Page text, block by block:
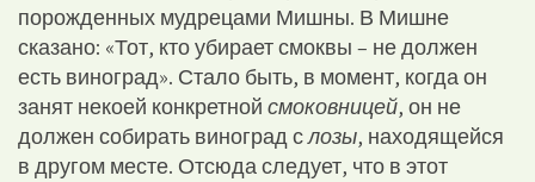
порожденных мудрецами Мишны. В Мишне
сказано: «Тот, кто убирает смоквы – не должен
есть виноград». Стало быть, в момент, когда он
занят некоей конкретной смоковницей, он не
должен собирать виноград слозы, находящейся
в другом месте. Отсюда следует, что в этот